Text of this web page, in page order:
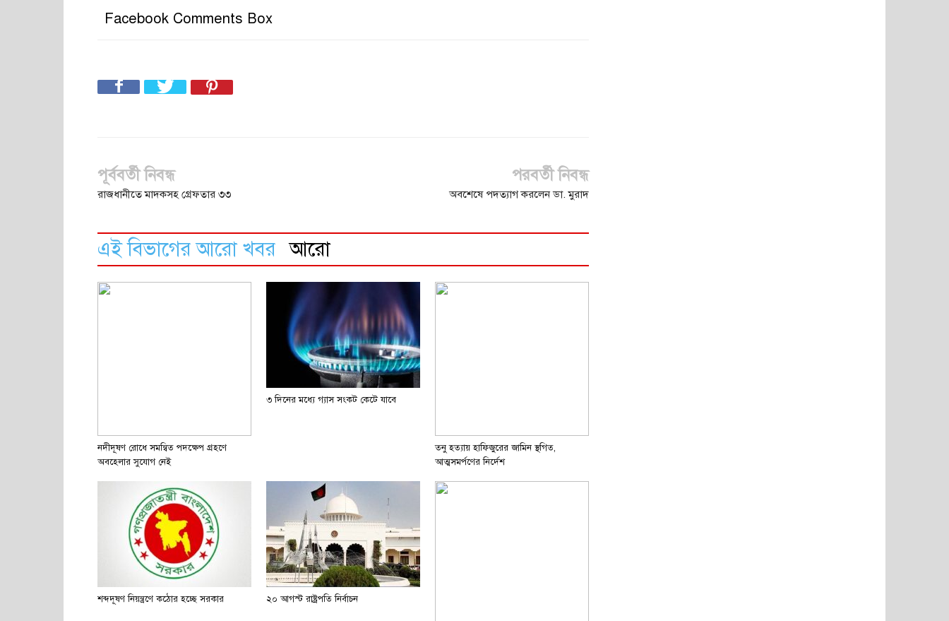
Facebook Comments Box
পূর্ববর্তী নিবন্ধ
রাজধানীতে মাদকসহ গ্রেফতার ৩৩
পরবর্তী নিবন্ধ
অবশেষে পদত্যাগ করলেন ডা. মুরাদ
এই বিভাগের আরো খবর আরো
নদীদূষণ রোধে সমন্বিত পদক্ষেপ গ্রহণে
অবহেলার সুযোগ নেই
৩ দিনের মধ্যে গ্যাস সংকট কেটে যাবে
তনু হত্যায় হাফিজুরের জামিন স্থগিত,
আত্মসমর্পণের নির্দেশ
শব্দদূষণ নিয়ন্ত্রণে কঠোর হচ্ছে সরকার ২০ আগস্ট রাষ্ট্রপতি নির্বাচন